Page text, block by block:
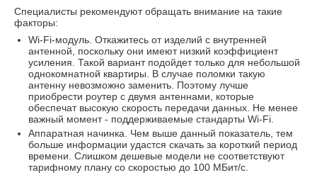
Специалисты рекомендуют обращать внимание на такие
факторы:
Wi-Fi-модуль. Откажитесь от изделий с внутренней
антенной, поскольку они имеют низкий коэффициент
усиления. Такой вариант подойдет только для небольшой
однокомнатной квартиры. В случае поломки такую
антенну невозможно заменить. Поэтому лучше
приобрести роутер с двумя антеннами, которые
обеспечат высокую скорость передачи данных. Не менее
важный момент - поддерживаемые стандарты Wi-Fi.
Аппаратная начинка. Чем выше данный показатель, тем
больше информации удастся скачать за короткий период
времени. Слишком дешевые модели не соответствуют
тарифному плану со скоростью до 100 МБит/с.